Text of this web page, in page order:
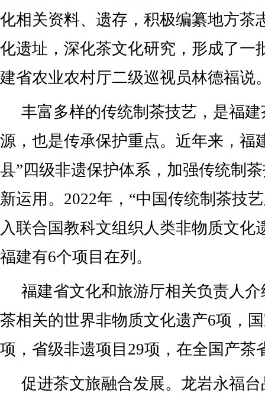
化相关资料、遗存，积极编纂地方茶
化遗址，深化茶文化研究，形成了一
建省农业农村厅二级巡视员林德福说
丰富多样的传统制茶技艺，是福
源，也是传承保护重点。近年来，福
县”四级非遗保护体系，加强传统制
新运用。2022年，“中国传统制茶技
入联合国教科文组织人类非物质文化
福建有6个项目在列。
福建省文化和旅游厅相关负责人
茶相关的世界非物质文化遗产6项，
项，省级非遗项目29项，在全国产茶
促进茶文旅融合发展。龙岩永福